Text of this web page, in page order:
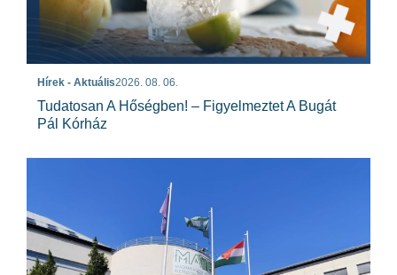
Hírek - Aktuális2026. 08. 06.
Tudatosan A Hőségben! – Figyelmeztet A Bugát
Pál Kórház